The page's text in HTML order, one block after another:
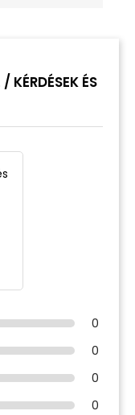
KÉRDÉSEK ÉS
0
0
0
0